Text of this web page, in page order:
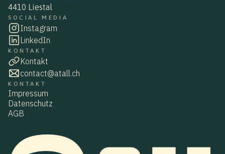
4410 Liestal
SOCIAL MEDIA
Instagram
LinkedIn
KONTAKT
Kontakt
contact@atall.ch
KONTAKT
Impressum
Datenschutz
AGB